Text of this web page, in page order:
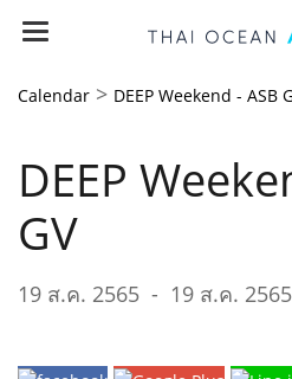
Calendar > DEEP Weekend - ASB
DEEP
GV
19 ส.ค. 2565 - 19 ส.ค. 2565